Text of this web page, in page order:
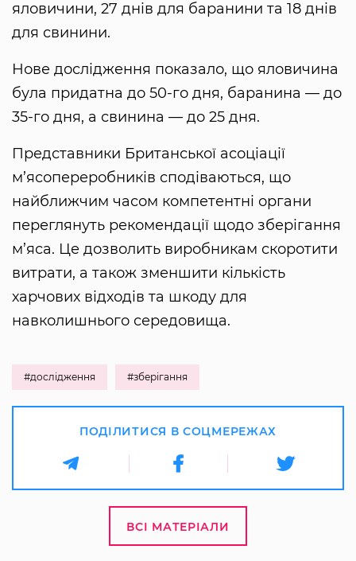
яловичини, 27 днів для баранини та 18 днів
для свинини.
Нове дослідження показало, що яловичина
була придатна до 50-го дня, баранина — до
35-го дня, а свинина — до 25 дня.
Представники Британської асоціації
м’ясопереробників сподіваються, що
найближчим часом компетентні органи
переглянуть рекомендації щодо зберігання
м’яса. Це дозволить виробникам скоротити
витрати, а також зменшити кількість
харчових відходів та шкоду для
навколишнього середовища.
#дослідження #зберігання
ПОДІЛИТИСЯ В СОЦМЕРЕЖАХ
ВСІ МАТЕРІАЛИ